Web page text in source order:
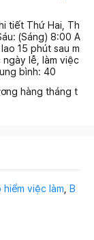
tiết Thứ Hai, Th
(Sáng) 8:00 A
15 phút sau m
lễ, làm việc
bình: 40
hàng tháng t
hiểm việc làm B